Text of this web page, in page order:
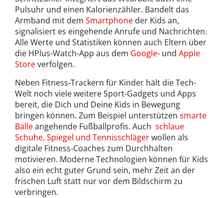
Pulsuhr und einen Kalorienzähler. Bandelt das
Armband mit dem Smartphone der Kids an,
signalisiert es eingehende Anrufe und Nachrichten.
Alle Werte und Statistiken können auch Eltern über
die HPlus-Watch-App aus dem Google- und Apple
Storeverfolgen.
Neben Fitness-Trackern für Kinder hält die Tech-
Welt noch viele weitere Sport-Gadgets und Apps
bereit, die Dich und Deine Kids in Bewegung
bringen können. Zum Beispiel unterstützen smarte
Bälleangehende Fußballprofis. Auch schlaue
Schuhe, Spiegel und Tennisschlägerwollen als
digitale Fitness-Coaches zum Durchhalten
motivieren. Moderne Technologien können für Kids
also ein echt guter Grund sein, mehr Zeit an der
frischen Luft statt nur vor dem Bildschirm zu
verbringen.